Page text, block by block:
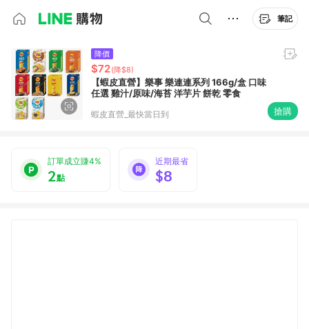
筆記
降價
$72(降$8)
【蝦皮直營】樂事 樂連連系列 166g/盒 口味
任選 雞汁/原味/海苔 洋芋片 餅乾 零食
蝦皮直營_最快當日到 搶購
訂單成立賺4%
2點
近期最省
$8